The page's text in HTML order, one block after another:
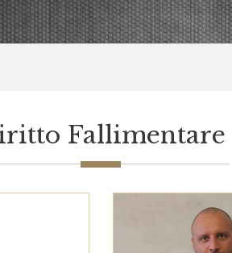
Fallimentare